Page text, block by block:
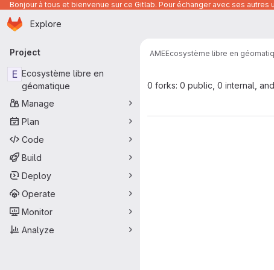
Bonjour à tous et bienvenue sur ce Gitlab. Pour échanger avec ses
Skip to main content
Homepage
Explore
Primary navigation
Project
E Ecosystème libre en
géomatique
Manage
Plan
Code
Build
Deploy
Operate
Monitor
Analyze
AMEEcosystème libre en
0 forks: 0 public, 0 internal,